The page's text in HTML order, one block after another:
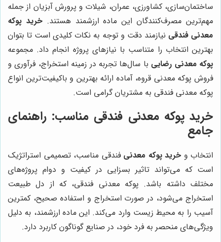
ساختمان‌سازی، کشاورزی، عمران، شیلات و پرورش آبزیان از جمله
مهم‌ترین مصرف‌کنندگان این ماده ارزشمند هستند.خرید پوکه
معدنی فندقی نیازمند دقت و توجه به نکات کلیدی است تا بتوان
بهترین انتخاب را متناسب با نیازهای پروژه انجام داد. مجموعه
پوکه معدنی رضایی با سال‌ها تجربه در زمینه استخراج، فرآوری و
فروش پوکه معدنی قروه، آماده ارائه بهترین و باکیفیت‌ترین انواع
پوکه معدنی فندقی به مشتریان گرامی است.
خرید پوکه معدنی فندقی مناسب: راهنمای
جامع
انتخاب و خرید پوکه معدنی فندقی مناسب، تصمیمی استراتژیک
است که می‌تواند تاثیر بسزایی در کیفیت و دوام پروژه‌های
مختلف داشته باشد. پوکه معدنی فندقی، که از دل طبیعت
استخراج می‌شود، در صورت استخراج و استفاده صحیح، کمترین
آسیب را به محیط زیست وارد می‌کند. این ماده ارزشمند، به دلیل
ویژگی‌های منحصر به فرد خود، در صنایع گوناگون کاربرد دارد.